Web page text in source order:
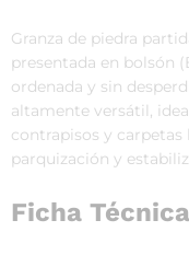
Granza de piedra
presentada en bolsón
ordenada y sin
altamente versátil,
contrapisos y carpetas
parquización y
Ficha Técnica